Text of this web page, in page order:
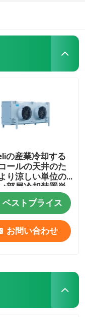
の産業冷却する
ールの天井のた
り涼しい単位の
部屋冷却装置単
ベストプライス
お問い合わせ